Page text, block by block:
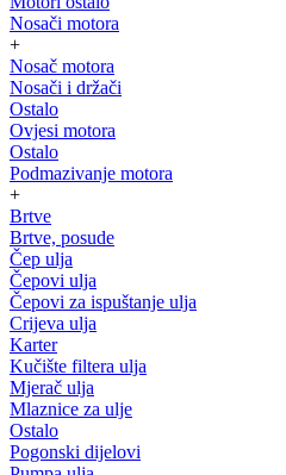
Nosači motora
+
Nosač motora
Nosači i držači
Ostalo
Ovjesi motora
Ostalo
Podmazivanje motora
+
Brtve
Brtve, posude
Čep ulja
Čepovi ulja
Čepovi za ispuštanje ulja
Crijeva ulja
Karter
Kučište filtera ulja
Mjerač ulja
Mlaznice za ulje
Ostalo
Pogonski dijelovi